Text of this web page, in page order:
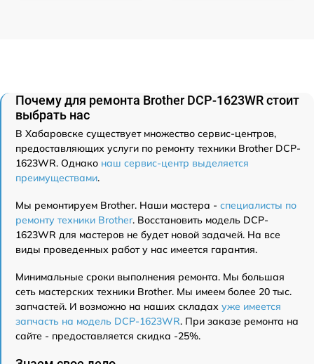
Почему для ремонта Brother DCP-1623WR стоит
выбрать нас
В Хабаровске существует множество сервис-центров,
предоставляющих услуги по ремонту техники Brother DCP-
1623WR. Однако наш сервис-центр выделяется
преимуществами.
Мы ремонтируем Brother. Наши мастера - специалисты по
ремонту техники Brother. Восстановить модель DCP-
1623WR для мастеров не будет новой задачей. На все
виды проведенных работ у нас имеется гарантия.
Минимальные сроки выполнения ремонта. Мы большая
сеть мастерских техники Brother. Мы имеем более 20 тыс.
запчастей. И возможно на наших складах уже имеется
запчасть на модель DCP-1623WR. При заказе ремонта на
сайте - предоставляется скидка -25%.